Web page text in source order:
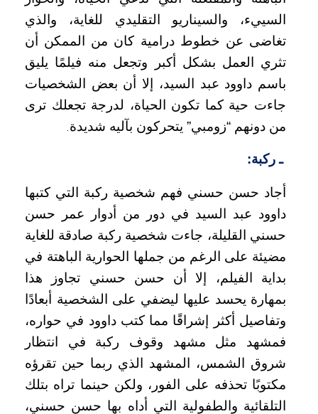
السييء، والسيناريو التقليدي للغاية، والذي
تغاضى عن خطوط درامية كان من الممكن أن
تثري العمل بشكل أكبر وتجعل منه فيلمًا يليق
باسم داوود عبد السيد، إلا أن بعض الشخصيات
جاءت حية كما تكون الحياة، لدرجة تجعلك ترى
من دونهم “زومبي” يتحركون بآليه شديدة.
ـ ركبة:
أجاد حسن حسني فهم شخصية ركبة التي كتبها
داوود عبد السيد في دور من أدوار عمر حسن
حسني القليلة، جاءت شخصية ركبة صادقة للغاية
مضيئة على الرغم من جملها الحوارية الباهتة في
بداية الفيلم، إلا أن حسن حسني تجاوز هذا
بمهارة يحسد عليها ليضفي على الشخصية أبعادًا
وتفاصيل أكثر إشراقًا مما كتب داوود في حواره،
فمشهد مثل مشهد وقوف ركبة في انتظار
شروق الشمس، المشهد الذي ربما حين تقرؤه
مكتوبًا تحذفه على الفور، ولكن حينما تراه بتلك
التلقائية والطفولية التي أداه بها حسن حسني،